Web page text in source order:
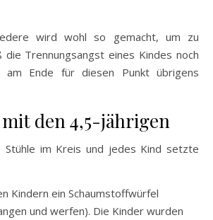
wird wohl so gemacht, um zu
die Trennungsangst eines Kindes noch
Ende für diesen Punkt übrigens
den 4,5-jährigen
Stühle im Kreis und jedes Kind setzte
Kindern ein Schaumstoffwürfel
und werfen). Die Kinder wurden